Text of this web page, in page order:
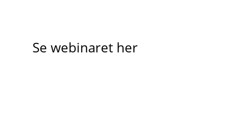
Se webinaret her